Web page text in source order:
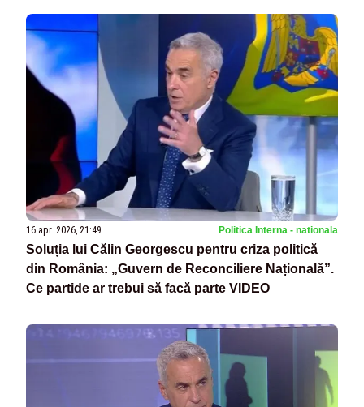
16 apr. 2026, 21:49 Politica Interna - nationala
Soluția lui Călin Georgescu pentru criza politică
din România: „Guvern de Reconciliere Națională”.
Ce partide ar trebui să facă parte VIDEO